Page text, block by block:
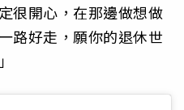
很開心，在那邊做想做
路好走，願你的退休世